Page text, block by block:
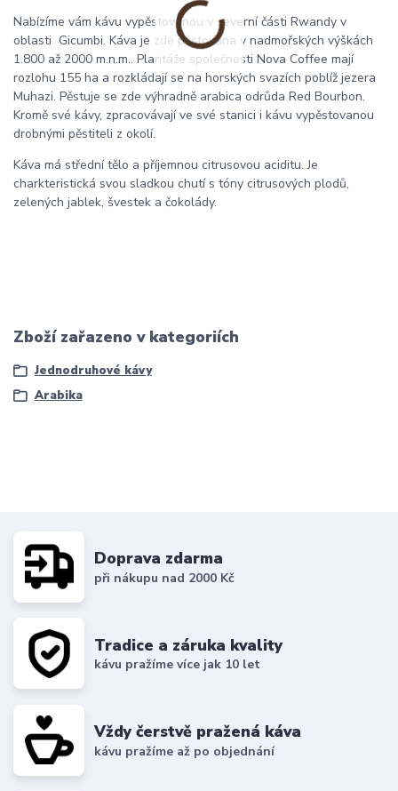
Nabízíme vám kávu vypěstovanou v severní části Rwandy v
oblasti Gicumbi. Káva je zde pěstována v nadmořských výškách
1.800 až 2000 m.n.m.. Plantáže společnosti Nova Coffee mají
rozlohu 155 ha a rozkládají se na horských svazích poblíž jezera
Muhazi. Pěstuje se zde výhradně arabica odrůda Red Bourbon.
Kromě své kávy, zpracovávají ve své stanici i kávu vypěstovanou
drobnými pěstiteli z okolí.
Káva má střední tělo a příjemnou citrusovou aciditu. Je
charkteristická svou sladkou chutí s tóny citrusových plodů,
zelených jablek, švestek a čokolády.
Zboží zařazeno v kategoriích
Jednodruhové kávy
Arabika
Doprava zdarma
při nákupu nad 2000 Kč
Tradice a záruka kvality
kávu pražíme více jak 10 let
Vždy čerstvě pražená káva
kávu pražíme až po objednání